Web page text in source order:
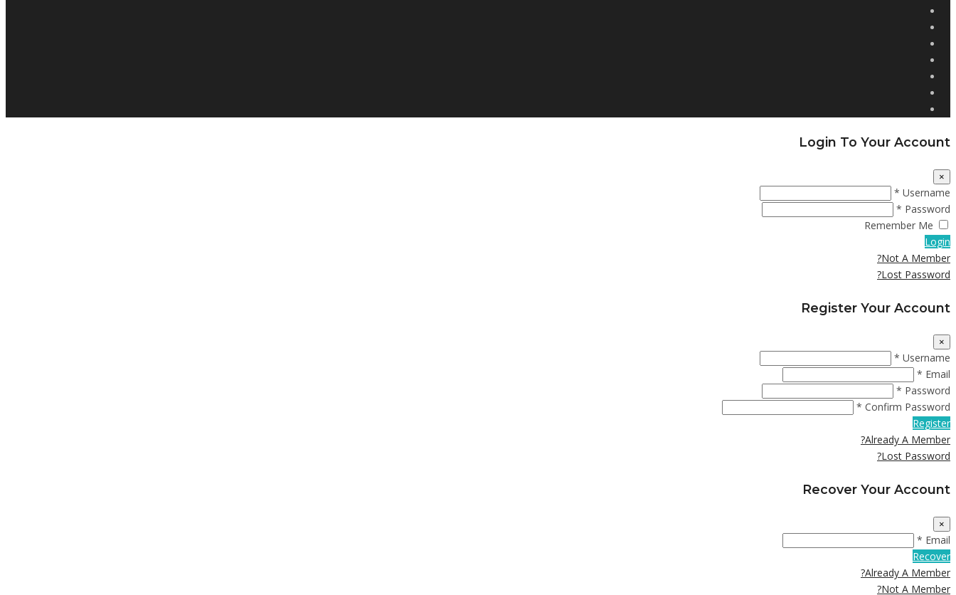
Login To Your Account
×
Username *
Password *
Remember Me
Login
Not A Member?
Lost Password?
Register Your Account
×
Username *
Email *
Password *
Confirm Password *
Register
Already A Member?
Lost Password?
Recover Your Account
×
Email *
Recover
Already A Member?
Not A Member?